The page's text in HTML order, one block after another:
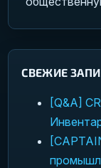
СВЕЖИЕ
[Q&A]